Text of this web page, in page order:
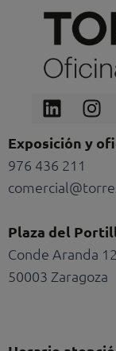
Exposición y
976 436 211
Plaza del
Conde Aranda
50003 Zaragoza